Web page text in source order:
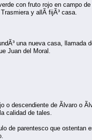
con fruto rojo en campo
y allÃ­ fijÃ³ casa.
una nueva casa,
Juan del Moral.
de Ãlvaro o
calidad de tales.
de parentesco que ostentan